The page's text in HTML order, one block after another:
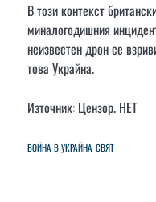
В този контекст
миналогодишния
неизвестен дрон се
това Украйна.
Източник: Цензор. НЕТ
ВОЙНА В УКРАЙНА СВЯТ